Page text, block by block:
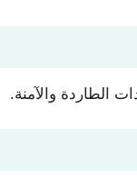
الطاردة والآمنة.